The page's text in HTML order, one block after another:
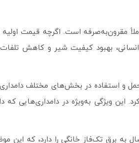
مقرون‌به‌صرفه است. اگرچه قیمت
بهبود کیفیت شیر و کاهش
و استفاده در بخش‌های مختلف
ویژگی به‌ویژه در دامداری‌هایی که
برق تک‌فاز خانگی را دارد، که این